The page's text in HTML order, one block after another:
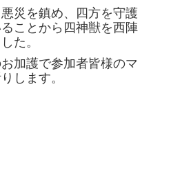
災を鎮め、四方を守護
ことから四神獣を西陣
た。
加護で参加者皆様のマ
します。